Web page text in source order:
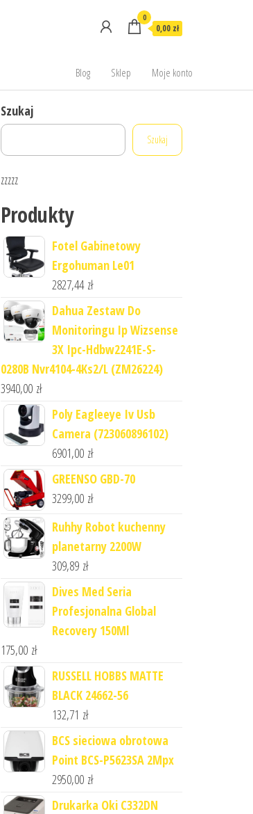
0
0,00 zł
Blog Sklep Moje konto
Szukaj
Szukaj
zzzzz
Produkty
Fotel Gabinetowy
Ergohuman Le01
2827,44 zł
Dahua Zestaw Do
Monitoringu Ip Wizsense
3X Ipc-Hdbw2241E-S-
0280B Nvr4104-4Ks2/L (ZM26224)
3940,00 zł
Poly Eagleeye Iv Usb
Camera (723060896102)
6901,00 zł
GREENSO GBD-70
3299,00 zł
Ruhhy Robot kuchenny
planetarny 2200W
309,89 zł
Dives Med Seria
Profesjonalna Global
Recovery 150Ml
175,00 zł
RUSSELL HOBBS MATTE
BLACK 24662-56
132,71 zł
BCS sieciowa obrotowa
Point BCS-P5623SA 2Mpx
2950,00 zł
Drukarka Oki C332DN